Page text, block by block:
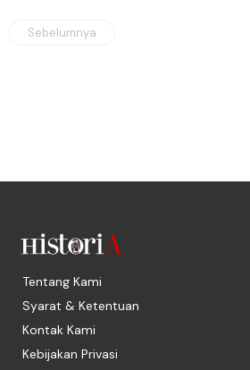
Sebelumnya
Tentang Kami
Syarat & Ketentuan
Kontak Kami
Kebijakan Privasi